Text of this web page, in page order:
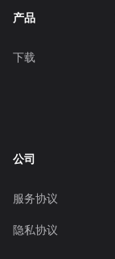
产品
下载
公司
服务协议
隐私协议